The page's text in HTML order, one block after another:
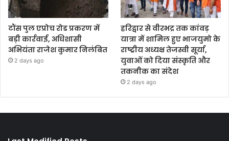
टौंस पुल एप्रोच रोड प्रकरण में
बड़ी कार्रवाई, अधिशासी
अभियंता राजेश कुमार निलंबित
2 days ago
हरिद्वार से वीरभद्र तक कांवड़
यात्रा में शामिल हुए भाजयुमो के
राष्ट्रीय अध्यक्ष तेजस्वी सूर्या,
युवाओं को दिया संस्कृति और
तकनीक का संदेश
2 days ago